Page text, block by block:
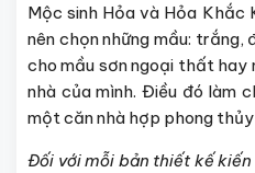
Mộc sinh Hỏa và Hỏa Khắc
nên chọn những mầu: trắng,
cho mầu sơn ngoại thất
nhà của mình. Điều đó làm
một căn nhà hợp phong
Đối với mỗi bản thiết kế